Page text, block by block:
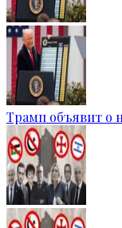
Трамп объявит о